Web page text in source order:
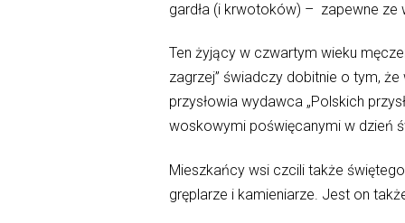
gardła (i krwotoków) – zapewne ze
Ten żyjący w czwartym wieku
zagrzej” świadczy dobitnie o tym,
przysłowia wydawca „Polskich
woskowymi poświęcanymi w dzień
Mieszkańcy wsi czcili także
gręplarze i kamieniarze. Jest on